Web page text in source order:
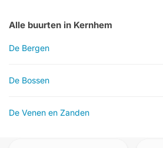
Alle buurten in Kernhem
De Bergen
De Bossen
De Venen en Zanden